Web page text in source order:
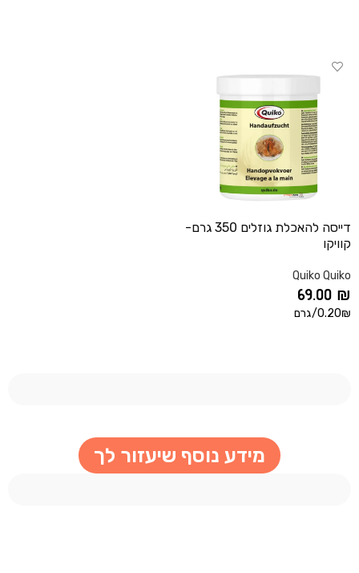
דייסה להאכלת גוזלים 350 גרם-
קוויקו
Quiko Quiko
69.00 ₪
0.20₪/גרם
מידע נוסף שיעזור לך